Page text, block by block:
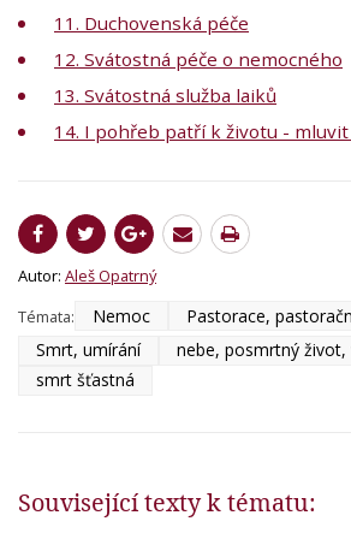
11. Duchovenská péče
12. Svátostná péče o nemocného
13. Svátostná služba laiků
14. I pohřeb patří k životu - mluvit
Autor: Aleš Opatrný
Témata:
Nemoc
Pastorace,
Smrt, umírání
nebe, posmrtný
smrt šťastná
Související texty k tématu: